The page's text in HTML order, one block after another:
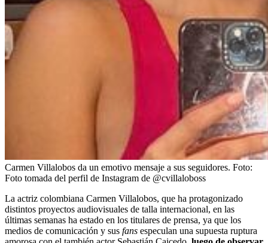
Carmen Villalobos da un emotivo mensaje a sus seguidores. Foto:
Foto tomada del perfil de Instagram de @cvillaloboss
La actriz colombiana Carmen Villalobos, que ha protagonizado
distintos proyectos audiovisuales de talla internacional, en las
últimas semanas ha estado en los titulares de prensa, ya que los
medios de comunicación y sus fans especulan una supuesta ruptura